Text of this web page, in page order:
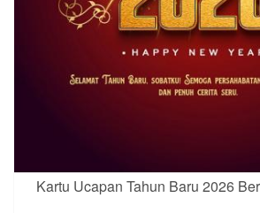
Kartu Ucapan Tahun Baru 2026